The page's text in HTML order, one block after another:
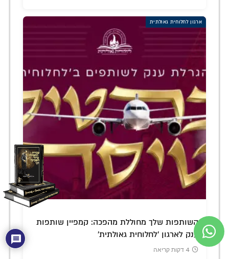
ארגון לחלוחית גאולתית
השותפות שלך מחוללת מהפכה: קמפיין שותפות
ענק לארגון 'לחלוחית גאולתית'
4 דקות קריאה